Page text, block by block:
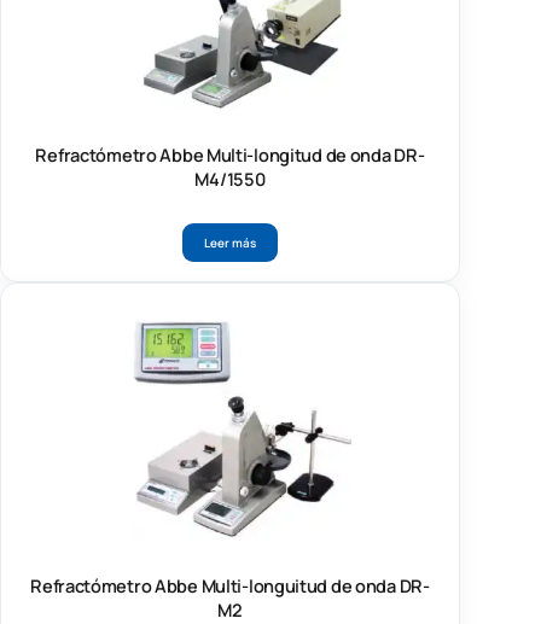
Refractómetro Abbe Multi-longitud de onda DR-
M4/1550
Leer más
Refractómetro Abbe Multi-longuitud de onda DR-
M2